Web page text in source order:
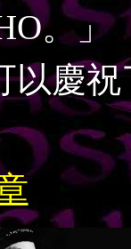
。」
慶祝